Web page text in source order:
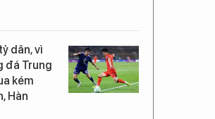
dân, vì
đá Trung
kém
Hàn